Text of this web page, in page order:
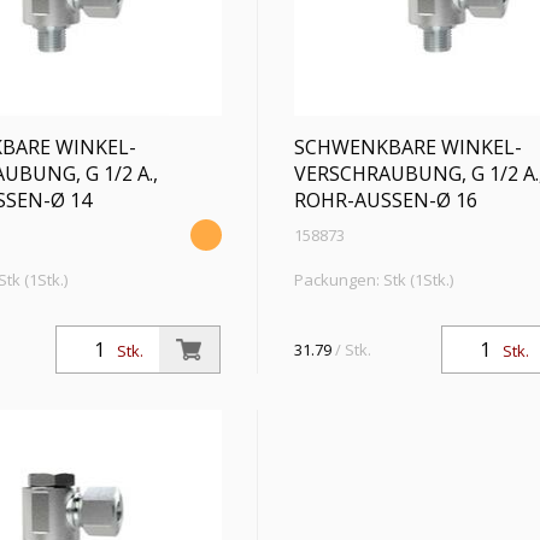
WINKEL-
G 1/2 A.,
Ø 14
(1Stk.)
Ø 14 mm, SW1 27, SW2
max. 400 bar, Stahl
Stk.
SCHWENKBARE WINKEL-
VERSCHRAUBUNG, G 1/2
ROHR-AUSSEN-Ø 16
158873
Packungen: Stk (1Stk.)
1/2 a., Rohr-Außen-Ø 16 mm, SW1
27, Betriebsdruck max. 400 bar,
Stk.
31.79/ Stk.